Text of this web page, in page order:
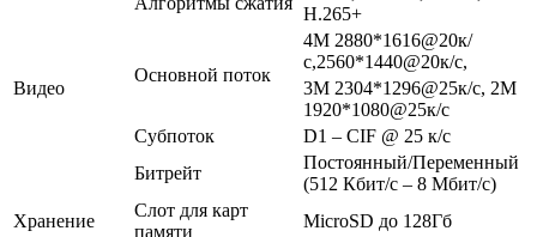
Видео
H.265+
Основной поток
4M 2880*1616@20к/
с,2560*1440@20к/с,
3M 2304*1296@25к/с, 2M
1920*1080@25к/с
Субпоток
D1 – CIF @ 25 к/с
Битрейт
Постоянный/Переменный
(512 Кбит/с – 8 Мбит/с)
Хранение
Слот для карт
памяти
MicroSD до 128Гб